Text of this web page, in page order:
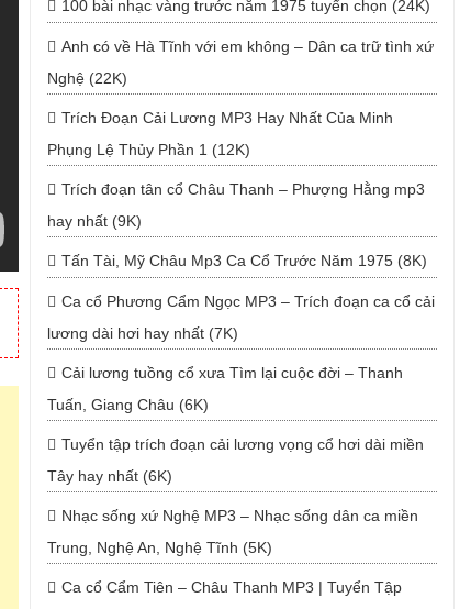
100 bài nhạc vàng trước năm 1975 tuyển chọn (24K)
Anh có về Hà Tĩnh với em không – Dân ca trữ tình xứ
Nghệ (22K)
Trích Đoạn Cải Lương MP3 Hay Nhất Của Minh
Phụng Lệ Thủy Phần 1 (12K)
Trích đoạn tân cổ Châu Thanh – Phượng Hằng mp3
hay nhất (9K)
Tấn Tài, Mỹ Châu Mp3 Ca Cổ Trước Năm 1975 (8K)
Ca cổ Phương Cẩm Ngọc MP3 – Trích đoạn ca cổ cải
lương dài hơi hay nhất (7K)
Cải lương tuồng cổ xưa Tìm lại cuộc đời – Thanh
Tuấn, Giang Châu (6K)
Tuyển tập trích đoạn cải lương vọng cổ hơi dài miền
Tây hay nhất (6K)
Nhạc sống xứ Nghệ MP3 – Nhạc sống dân ca miền
Trung, Nghệ An, Nghệ Tĩnh (5K)
Ca cổ Cẩm Tiên – Châu Thanh MP3 | Tuyển Tập